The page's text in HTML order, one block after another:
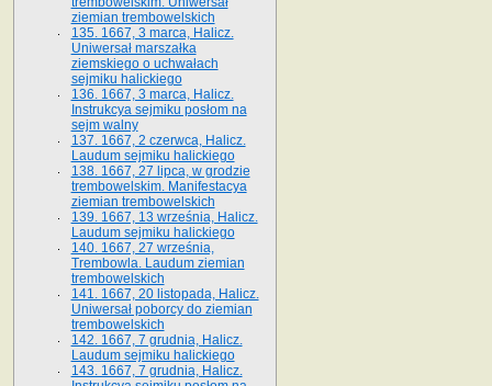
ziemian trembowelskich
135. 1667, 3 marca, Halicz.
Uniwersał marszałka
ziemskiego o uchwałach
sejmiku halickiego
136. 1667, 3 marca, Halicz.
Instrukcya sejmiku posłom na
sejm walny
137. 1667, 2 czerwca, Halicz.
Laudum sejmiku halickiego
138. 1667, 27 lipca, w grodzie
trembowelskim. Manifestacya
ziemian trembowelskich
139. 1667, 13 września, Halicz.
Laudum sejmiku halickiego
140. 1667, 27 września,
Trembowla. Laudum ziemian
trembowelskich
141. 1667, 20 listopada, Halicz.
Uniwersał poborcy do ziemian
trembowelskich
142. 1667, 7 grudnia, Halicz.
Laudum sejmiku halickiego
143. 1667, 7 grudnia, Halicz.